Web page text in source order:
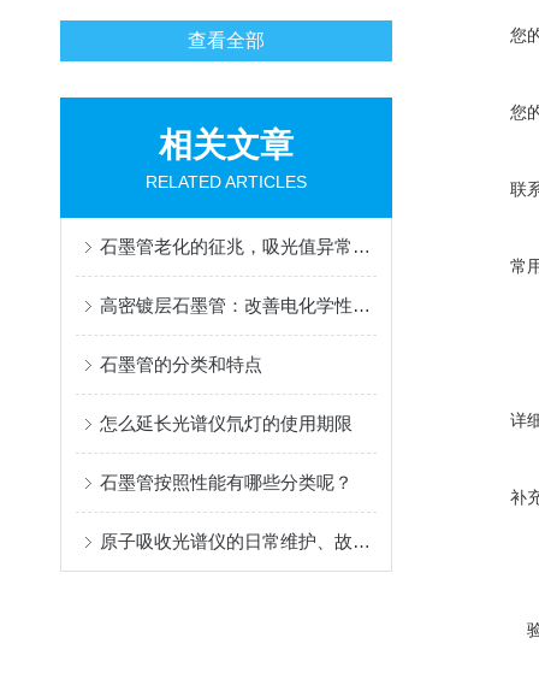
查看全部
相关文章
RELATED ARTICLES
石墨管老化的征兆，吸光值异常需警惕
高密镀层石墨管：改善电化学性能的新利器
石墨管的分类和特点
怎么延长光谱仪氘灯的使用期限
石墨管按照性能有哪些分类呢？
原子吸收光谱仪的日常维护、故障分析及排除
您
您
联
常
详
补